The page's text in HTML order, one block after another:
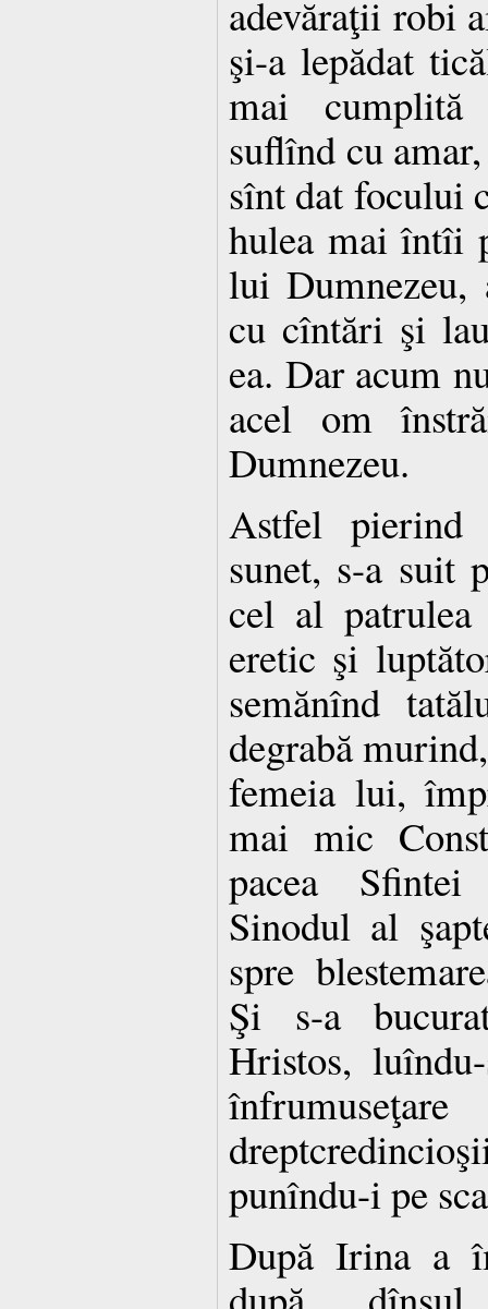
adevăraţii robi
şi-a lepădat
mai
suflînd cu
sînt dat focului
hulea mai întîi
lui Dumnezeu,
cu cîntări şi
ea. Dar acum
acel om
Dumnezeu.
Astfel pierind
sunet, s-a suit
cel al
eretic şi
semănînd
degrabă
femeia lui,
mai mic
pacea
Sinodul al
spre
Şi s-a
Hristos,
punîndu-i pe
După Irina a
după